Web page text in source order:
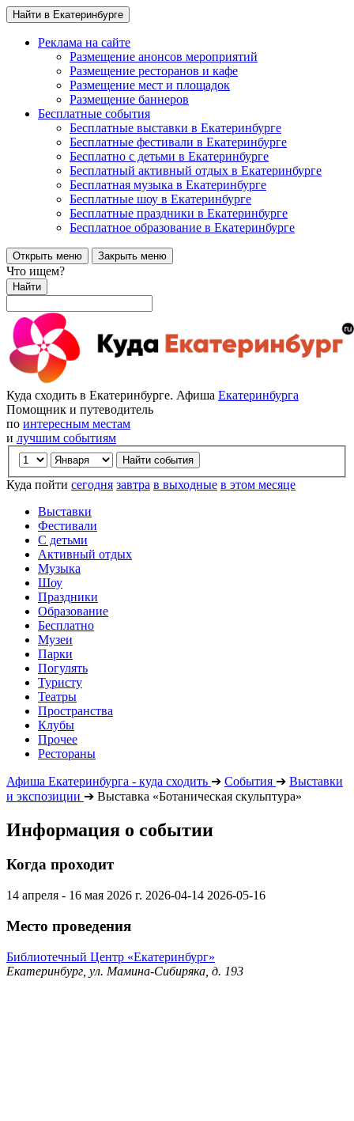
Найти в Екатеринбурге
Реклама на сайте
Размещение анонсов мероприятий
Размещение ресторанов и кафе
Размещение мест и площадок
Размещение баннеров
Бесплатные события
Бесплатные выставки в Екатеринбурге
Бесплатные фестивали в Екатеринбурге
Бесплатно с детьми в Екатеринбурге
Бесплатный активный отдых в Екатеринбурге
Бесплатная музыка в Екатеринбурге
Бесплатные шоу в Екатеринбурге
Бесплатные праздники в Екатеринбурге
Бесплатное образование в Екатеринбурге
Открыть меню Закрыть меню
Что ищем?
Найти
Куда сходить в Екатеринбурге. Афиша Екатеринбурга
Помощник и путеводитель
по интересным местам
и лучшим событиям
Куда пойти сегодня завтра в выходные в этом месяце
Выставки
Фестивали
С детьми
Активный отдых
Музыка
Шоу
Праздники
Образование
Бесплатно
Музеи
Парки
Погулять
Туристу
Театры
Пространства
Клубы
Прочее
Рестораны
Афиша Екатеринбурга - куда сходить ➔ События ➔ Выставки
и экспозиции ➔ Выставка «Ботаническая скульптура»
Информация о событии
Когда проходит
14 апреля - 16 мая 2026 г. 2026-04-14 2026-05-16
Место проведения
Библиотечный Центр «Екатеринбург»
Екатеринбург, ул. Мамина-Сибиряка, д. 193